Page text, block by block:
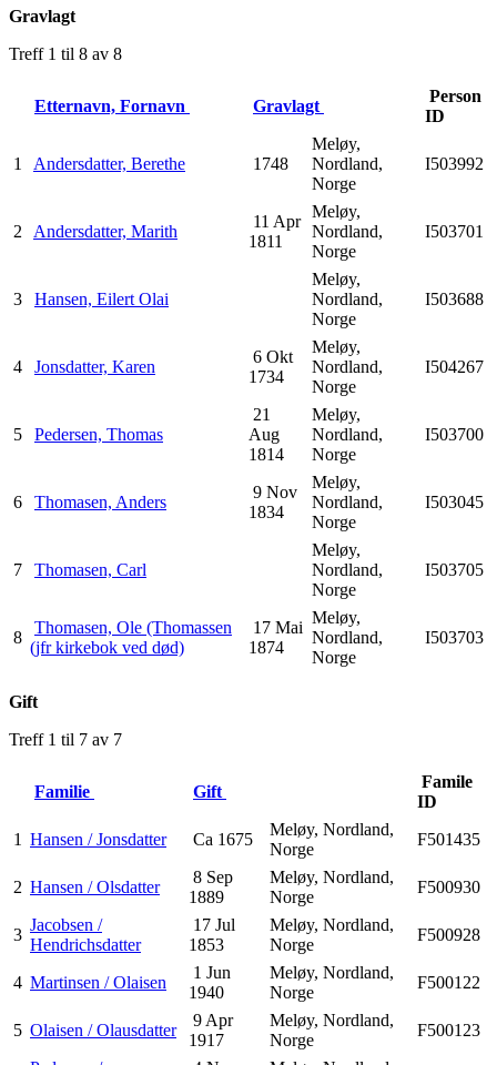
Gravlagt
Treff 1 til 8 av 8
Etternavn, Fornavn Gravlagt
Person
ID
1 Andersdatter, Berethe 1748
Meløy,
Nordland,
Norge
I503992
2 Andersdatter, Marith
11 Apr
1811
Meløy,
Nordland,
Norge
I503701
3 Hansen, Eilert Olai
Meløy,
Nordland,
Norge
I503688
4 Jonsdatter, Karen
6 Okt
1734
Meløy,
Nordland,
Norge
I504267
5 Pedersen, Thomas
21
Aug
1814
Meløy,
Nordland,
Norge
I503700
6 Thomasen, Anders
9 Nov
1834
Meløy,
Nordland,
Norge
I503045
7 Thomasen, Carl
Meløy,
Nordland,
Norge
I503705
8
Thomasen, Ole (Thomassen
(jfr kirkebok ved død)
17 Mai
1874
Meløy,
Nordland,
Norge
I503703
Gift
Treff 1 til 7 av 7
Familie Gift
Famile
ID
1 Hansen / Jonsdatter Ca 1675
Meløy, Nordland,
Norge
F501435
2 Hansen / Olsdatter
8 Sep
1889
Meløy, Nordland,
Norge
F500930
3
Jacobsen /
Hendrichsdatter
17 Jul
1853
Meløy, Nordland,
Norge
F500928
4 Martinsen / Olaisen
1 Jun
1940
Meløy, Nordland,
Norge
F500122
5 Olaisen / Olausdatter
9 Apr
1917
Meløy, Nordland,
Norge
F500123